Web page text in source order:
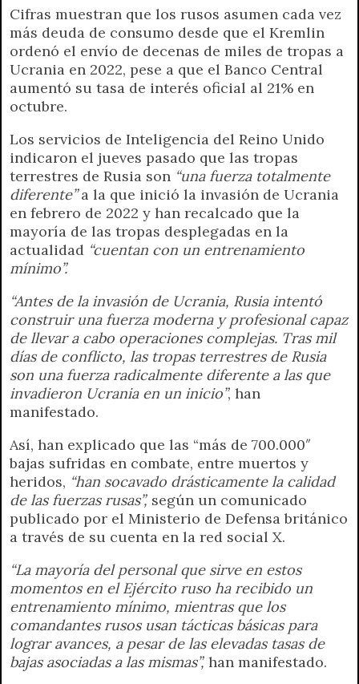
Cifras muestran que los rusos asumen cada vez
más deuda de consumo desde que el Kremlin
ordenó el envío de decenas de miles de tropas a
Ucrania en 2022, pese a que el Banco Central
aumentó su tasa de interés oficial al 21% en
octubre.
Los servicios de Inteligencia del Reino Unido
indicaron el jueves pasado que las tropas
terrestres de Rusia son “una fuerza totalmente
diferente”a la que inició la invasión de Ucrania
en febrero de 2022 y han recalcado que la
mayoría de las tropas desplegadas en la
actualidad “cuentan con un entrenamiento
mínimo”.
“Antes de la invasión de Ucrania, Rusia intentó
construir una fuerza moderna y profesional capaz
de llevar a cabo operaciones complejas. Tras mil
días de conflicto, las tropas terrestres de Rusia
son una fuerza radicalmente diferente a las que
invadieron Ucrania en un inicio”, han
manifestado.
Así, han explicado que las “más de 700.000″
bajas sufridas en combate, entre muertos y
heridos, “han socavado drásticamente la calidad
de las fuerzas rusas”, según un comunicado
publicado por el Ministerio de Defensa británico
a través de su cuenta en la red social X.
“La mayoría del personal que sirve en estos
momentos en el Ejército ruso ha recibido un
entrenamiento mínimo, mientras que los
comandantes rusos usan tácticas básicas para
lograr avances, a pesar de las elevadas tasas de
bajas asociadas a las mismas”, han manifestado.